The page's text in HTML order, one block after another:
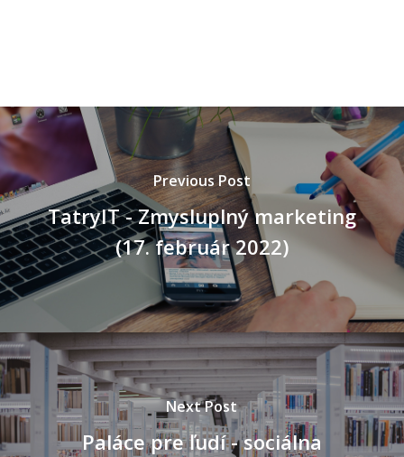
Previous Post
TatryIT - Zmysluplný marketing
(17. február 2022)
Next Post
Paláce pre ľudí - sociálna